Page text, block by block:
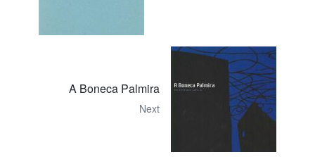
A Boneca Palmira
Next